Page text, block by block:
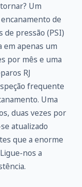
Um
de
de pressão (PSI)
em apenas um
por mês e uma
RJ
frequente
Uma
duas vezes por
atualizado
que a enorme
nos a